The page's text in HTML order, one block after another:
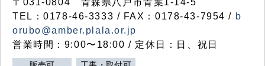
〒031-0804 青森県八戸市青葉1-14-5
TEL：0178-46-3333 / FAX：0178-43-7954 / b
orubo@amber.plala.or.jp
営業時間：9:00〜18:00 / 定休日：日、祝日